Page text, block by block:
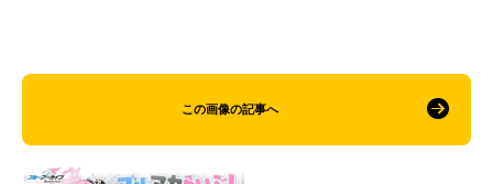
この画像の記事へ